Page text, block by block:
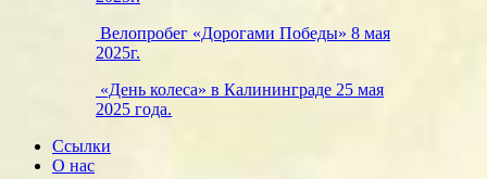
Велопробег «Дорогами Победы» 8 мая
2025г.
«День колеса» в Калининграде 25 мая
2025 года.
Ссылки
О нас